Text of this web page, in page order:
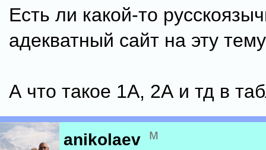
Есть ли какой-то
адекватный сайт на эту
А что такое 1А, 2А и тд в
anikolaev м